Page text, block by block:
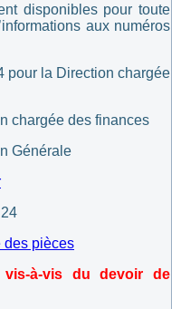
disponibles pour toute
aux numéros
pour la Direction chargée
chargée des finances
Générale
des pièces
à-vis du devoir de